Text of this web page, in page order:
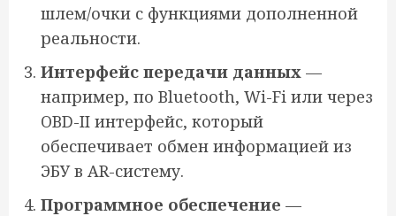
шлем/очки с функциями дополненной
реальности.
Интерфейс передачи данных —
например, по Bluetooth, Wi-Fi или через
OBD-II интерфейс, который
обеспечивает обмен информацией из
ЭБУ в AR-систему.
Программное обеспечение —